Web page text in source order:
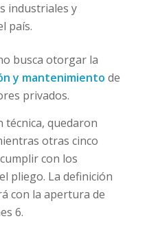
industriales y
país.
busca otorgar la
y mantenimiento de
privados.
técnica, quedaron
otras cinco
con los
pliego. La definición
con la apertura de
6.